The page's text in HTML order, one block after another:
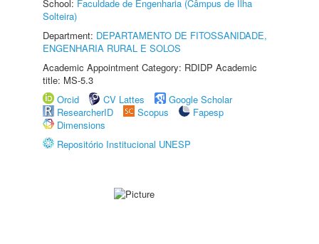
School: Faculdade de Engenharia (Câmpus de Ilha
Solteira)
Department: DEPARTAMENTO DE FITOSSANIDADE,
ENGENHARIA RURAL E SOLOS
Academic Appointment Category: RDIDP Academic
title: MS-5.3
Orcid
CV Lattes
Google Scholar
ResearcherID
Scopus
Fapesp
Dimensions
Repositório Institucional UNESP